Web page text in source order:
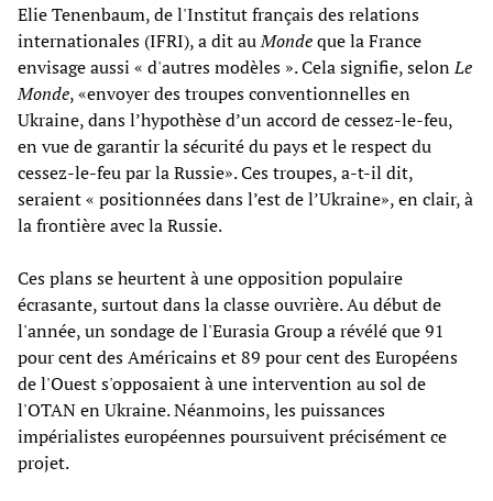
Elie Tenenbaum, de l'Institut français des relations
internationales (IFRI), a dit auMondeque la France
envisage aussi « d'autres modèles ». Cela signifie, selonLe
Monde, «envoyer des troupes conventionnelles en
Ukraine, dans l’hypothèse d’un accord de cessez-le-feu,
en vue de garantir la sécurité du pays et le respect du
cessez-le-feu par la Russie». Ces troupes, a-t-il dit,
seraient « positionnées dans l’est de l’Ukraine», en clair, à
la frontière avec la Russie.
Ces plans se heurtent à une opposition populaire
écrasante, surtout dans la classe ouvrière. Au début de
l'année, un sondage de l'Eurasia Group a révélé que 91
pour cent des Américains et 89 pour cent des Européens
de l'Ouest s'opposaient à une intervention au sol de
l'OTAN en Ukraine. Néanmoins, les puissances
impérialistes européennes poursuivent précisément ce
projet.